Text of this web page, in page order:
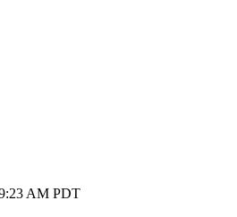
AM PDT